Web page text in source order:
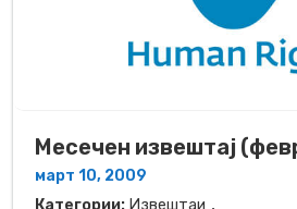
Месечен извештај
март 10, 2009
,